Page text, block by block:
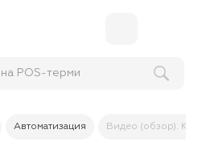
POS-терминале
Автоматизация Видео (обзор). Как